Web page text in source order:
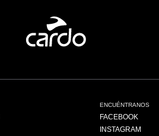
ENCUÉNTRANOS
FACEBOOK
INSTAGRAM